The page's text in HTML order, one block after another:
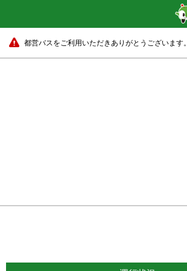
都営バスをご利用いただきありがとうございます。